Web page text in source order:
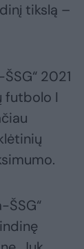
tikslą –
2021
futbolo I
ŠSG“